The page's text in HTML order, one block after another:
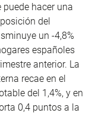
puede hacer una
del
un -4,8%
españoles
anterior. La
recae en el
del 1,4%, y en
0,4 puntos a la